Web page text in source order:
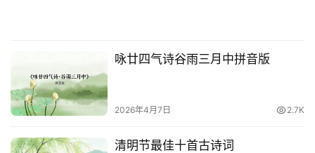
咏廿四气诗谷雨三月中拼音版
2026年4月7日 2.7K
清明节最佳十首古诗词